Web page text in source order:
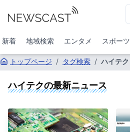
新着 地域検索 エンタメ スポーツ
トップページ / タグ検索 / ハイテク
ハイテクの最新ニュース